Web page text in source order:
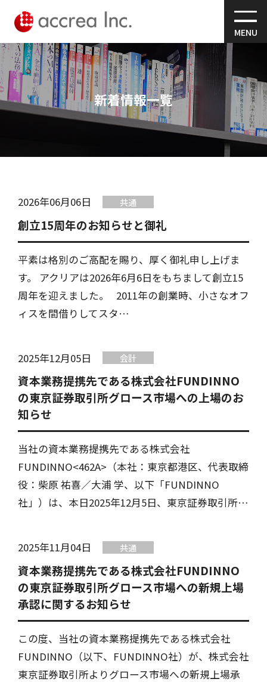
MENU
新着情報一覧
2026年06月06日 共通
創立15周年のお知らせと御礼
平素は格別のご高配を賜り、厚く御礼申し上げま
す。 アクリアは2026年6月6日をもちまして創立15
周年を迎えました。 2011年の創業時、小さなオフ
ィスを間借りしてスタ…
2025年12月05日 会計
資本業務提携先である株式会社FUNDINNO
の東京証券取引所グロース市場への上場のお
知らせ
当社の資本業務提携先である株式会社
FUNDINNO<462A>（本社：東京都港区、代表取締
役：柴原 祐喜／大浦 学、以下「FUNDINNO
社」）は、本日2025年12月5日、東京証券取引所…
2025年11月04日 共通
資本業務提携先である株式会社FUNDINNO
の東京証券取引所グロース市場への新規上場
承認に関するお知らせ
この度、当社の資本業務提携先である株式会社
FUNDINNO（以下、FUNDINNO社）が、株式会社
東京証券取引所よりグロース市場への新規上場承